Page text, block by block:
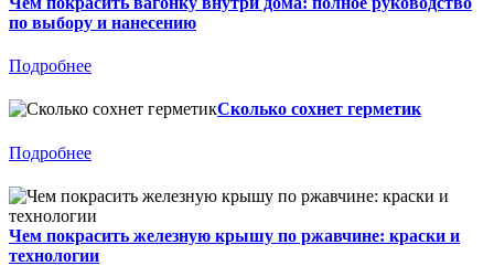
по выбору и нанесению
Подробнее
Сколько сохнет герметик
Подробнее
Чем покрасить железную крышу по ржавчине: краски и
технологии